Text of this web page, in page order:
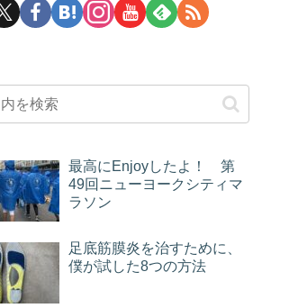
最高にEnjoyしたよ！ 第
49回ニューヨークシティマ
ラソン
足底筋膜炎を治すために、
僕が試した8つの方法